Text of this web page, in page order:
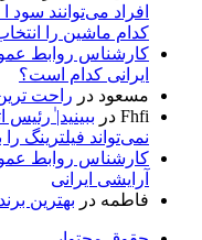
کدام ماشین را
کارشناس روابط
ایرانی کدام است؟
مسعود در راحت
Fhfi در ببینید|
نمی‌تواند فیلترینگ را
کارشناس روابط
آرایشی ایرانی
فاطمه در بهترین